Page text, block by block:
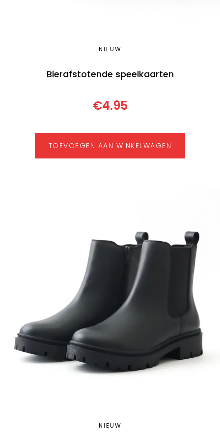
NIEUW
Bierafstotende speelkaarten
€4.95
TOEVOEGEN AAN WINKELWAGEN
NIEUW